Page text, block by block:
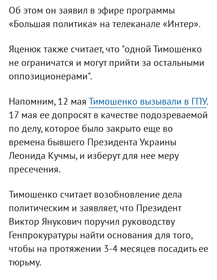
Об этом он заявил в эфире программы
«Большая политика» на телеканале «Интер».
Яценюк также считает, что "одной Тимошенко
не ограничатся и могут прийти за остальными
оппозиционерами".
Напомним, 12 маяТимошенко вызывали в ГПУ.
17 мая ее допросят в качестве подозреваемой
по делу, которое было закрыто еще во
времена бывшего Президента Украины
Леонида Кучмы, и изберут для нее меру
пресечения.
Тимошенко считает возобновление дела
политическим и заявляет, что Президент
Виктор Янукович поручил руководству
Генпрокуратуры найти основания для того,
чтобы на протяжении 3-4 месяцев посадить ее
тюрьму.